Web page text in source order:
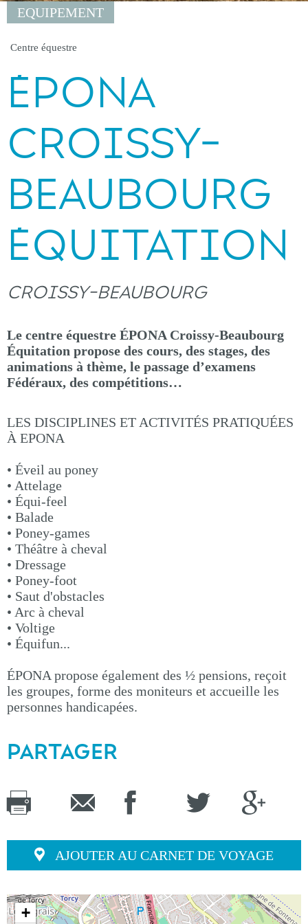
EQUIPEMENT
Centre équestre
ÉPONA
CROISSY-
BEAUBOURG
ÉQUITATION
CROISSY-BEAUBOURG
Le centre équestre ÉPONA Croissy-Beaubourg
Équitation propose des cours, des stages, des
animations à thème, le passage d’examens
Fédéraux, des compétitions…
LES DISCIPLINES ET ACTIVITÉS PRATIQUÉES
À EPONA
• Éveil au poney
• Attelage
• Équi-feel
• Balade
• Poney-games
• Théâtre à cheval
• Dressage
• Poney-foot
• Saut d'obstacles
• Arc à cheval
• Voltige
• Équifun...
ÉPONA propose également des ½ pensions, reçoit
les groupes, forme des moniteurs et accueille les
personnes handicapées.
PARTAGER
AJOUTER AU CARNET DE VOYAGE
+